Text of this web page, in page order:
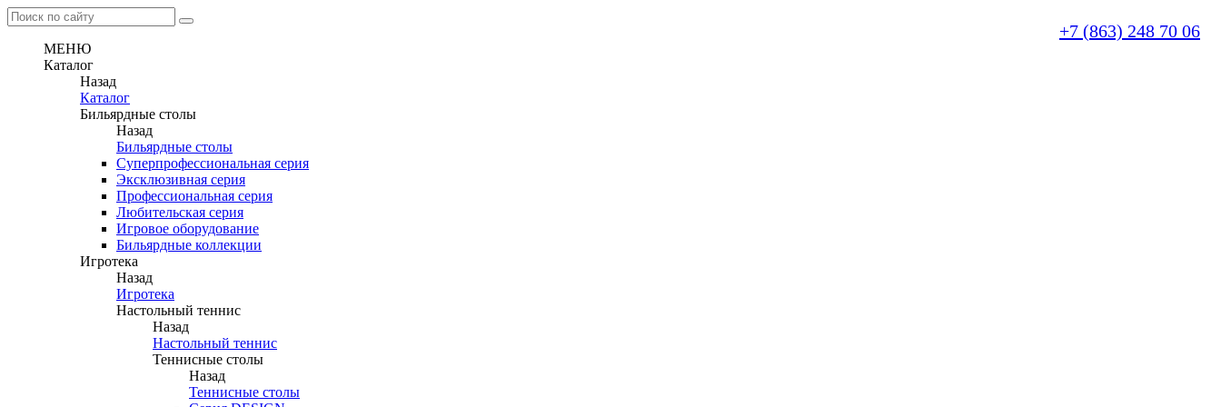
+7 (863) 248 70 06
МЕНЮ
Каталог
Назад
Каталог
Бильярдные столы
Назад
Бильярдные столы
Суперпрофессиональная серия
Эксклюзивная серия
Профессиональная серия
Любительская серия
Игровое оборудование
Бильярдные коллекции
Игротека
Назад
Игротека
Настольный теннис
Назад
Настольный теннис
Теннисные столы
Назад
Теннисные столы